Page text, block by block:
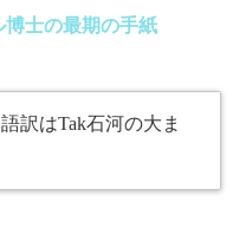
博士の最期の手紙
訳はTak石河の大ま